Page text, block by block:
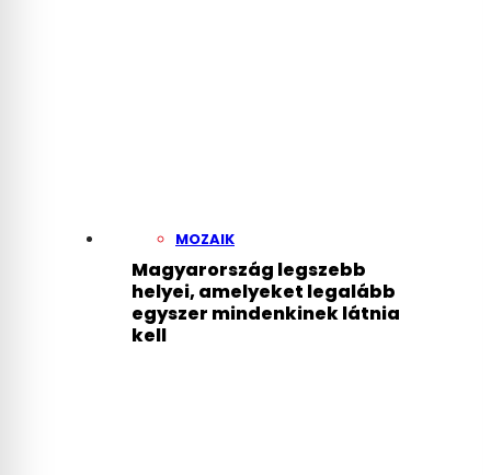
MOZAIK
Magyarország legszebb
helyei, amelyeket legalább
egyszer mindenkinek látnia
kell